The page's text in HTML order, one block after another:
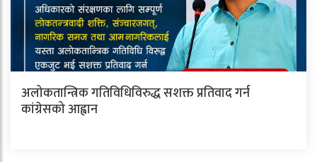
अलोकतान्त्रिक गतिविधिविरुद्ध सशक्त प्रतिवाद गर्न
कांग्रेसको आह्वान